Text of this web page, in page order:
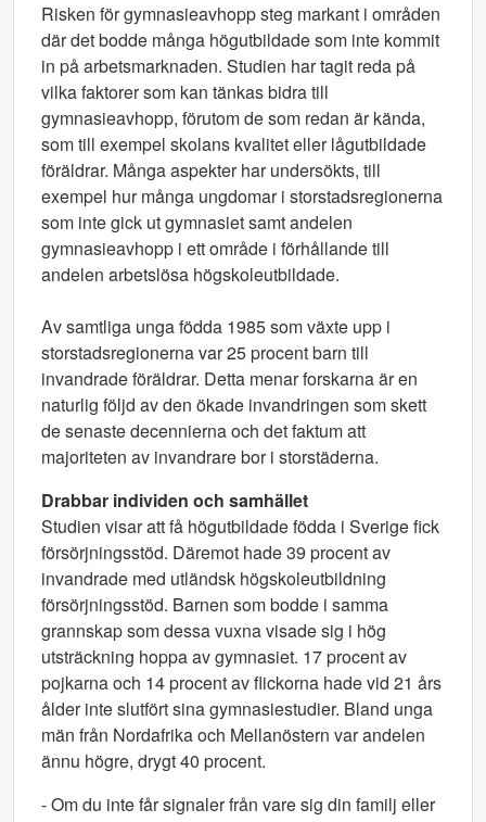
Risken för gymnasieavhopp steg markant i områden
där det bodde många högutbildade som inte kommit
in på arbetsmarknaden. Studien har tagit reda på
vilka faktorer som kan tänkas bidra till
gymnasieavhopp, förutom de som redan är kända,
som till exempel skolans kvalitet eller lågutbildade
föräldrar. Många aspekter har undersökts, till
exempel hur många ungdomar i storstadsregionerna
som inte gick ut gymnasiet samt andelen
gymnasieavhopp i ett område i förhållande till
andelen arbetslösa högskoleutbildade.
Av samtliga unga födda 1985 som växte upp i
storstadsregionerna var 25 procent barn till
invandrade föräldrar. Detta menar forskarna är en
naturlig följd av den ökade invandringen som skett
de senaste decennierna och det faktum att
majoriteten av invandrare bor i storstäderna.
Drabbar individen och samhället
Studien visar att få högutbildade födda i Sverige fick
försörjningsstöd. Däremot hade 39 procent av
invandrade med utländsk högskoleutbildning
försörjningsstöd. Barnen som bodde i samma
grannskap som dessa vuxna visade sig i hög
utsträckning hoppa av gymnasiet. 17 procent av
pojkarna och 14 procent av flickorna hade vid 21 års
ålder inte slutfört sina gymnasiestudier. Bland unga
män från Nordafrika och Mellanöstern var andelen
ännu högre, drygt 40 procent.
- Om du inte får signaler från vare sig din familj eller